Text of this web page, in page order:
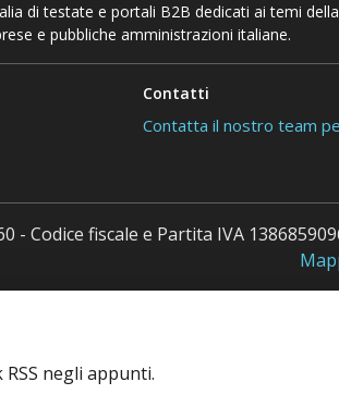
di testate e portali B2B dedicati ai temi
e pubbliche amministrazioni italiane.
Contatti
Contatta il nostro team
- Codice fiscale e Partita IVA
negli appunti.